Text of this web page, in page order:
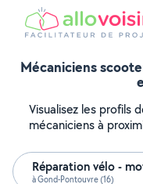
Mécaniciens
Visualisez les profils
mécaniciens à
Réparation vélo -
à Gond-Pontouvre (16)